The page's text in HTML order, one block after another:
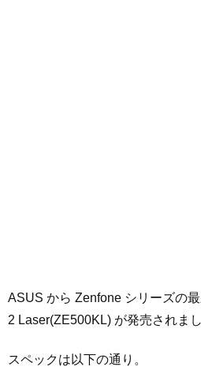
ASUS から Zenfone シリーズの
2 Laser(ZE500KL) が発売されまし
スペックは以下の通り。